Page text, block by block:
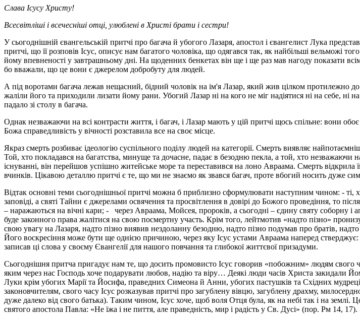
Слава Ісусу Христу!
Всесвітліші і всечесніші отці, улюблені в Христі брати і сестри!
У сьогоднішній євангельській притчі про багача й убогого Лазаря, апостол і євангелист Лука
притчі, що її розповів Ісус, описує нам багатого чоловіка, що одягався так, як найбільші вельможі
йому впев­неності у завтрашньому дні. На щоденних бенкетах він ще і ще раз мав нагоду показати
бо вважали, що це вони є джерелом доб­робуту для людей.
А під воротами багача лежав нещасний, бідний чоловік на ім'я Лазар, який жив цілком протилежно
жаліли його та приходили лизати йому рани. Убогий Лазар ні на кого не міг надіятися ні на себе,
падало зі столу в багача.
Однак незважаючи на всі контрасти життя, і багач, і Лазар мають у цій притчі щось спільне: вони
Божа справедливість у вічності розставила все на своє місце.
Якраз смерть розбиває ідеологію суспільного поділу людей на категорії. Смерть виявляє
Той, хто покладався на багатства, минуще та дочасне, падає в безодню пекла, а той, хто
існуванні, він перейшов успішно житейське море та переставився на лоно Авраама. Смерть відкрила
вчинків. Цікавою деталлю притчі є те, що ми не знаємо як звав­ся багач, проте вбогий носить дуже
Відтак основні теми сьогоднішньої притчі можна б приблизно сформулювати наступним чином: -
заповіді, а святі Тайни є джерелами освячення та просвітлення в довірі до Божого проведіння, то
– наражаються на вічні кари; - через Авраама, Мойсея, пророків, а сьогодні – єдину святу соборну
буде законного права жалітися на свою посмертну участь. Крім того, лейтмотив «надто пізно»
свою увагу на Лазаря, надто пізно виявив нездоланну безодню, надто пізно подумав про братів,
Його воскресіння може бути ще однією причиною, через яку Ісус устами Авраама наперед
записав ці слова у своєму Євангелії для нашого повчання та глибокої життєвої призадуми.
Сьогоднішня притча пригадує нам те, що досить промовисто Ісус говорив «побожним» людям свого
яким через нас Господь хоче подарувати любов, надію та віру… Деякі люди часів Христа закидали
Луки крім убогих Марії та Йосифа, праведних Симеона й Анни, убогих пастушків та Східних
законовчителям, свого часу Ісус розказував притчі про загублену вівцю, загублену драхму,
дуже далеко від свого батька). Таким чином, Ісус хоче, щоб воля Отця була, як на небі так і на
святого апостола Павла: «Не їжа і не пиття, але праведність, мир і радість у Св. Дусі» (пор. Рм 14, 17).